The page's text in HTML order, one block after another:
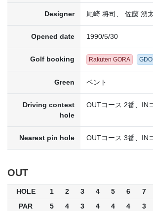
Designer 尾崎 将司、 佐藤 湧
Opened date 1990/5/30
Golf booking Rakuten GORA GDO
Green ベント
Driving contest
hole
OUTコース 2番、IN
Nearest pin hole OUTコース 3番、IN
OUT
HOLE 1 2 3 4 5 6 7
PAR
5 4 3 4 4 4 3